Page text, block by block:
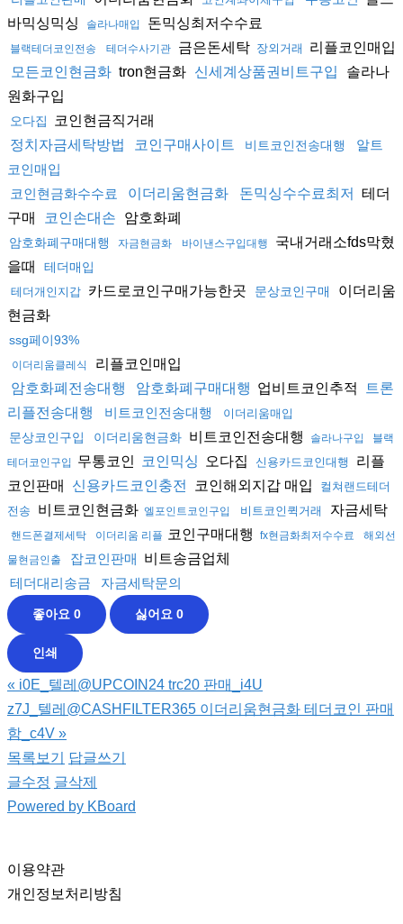
바믹싱믹싱
솔라나매입 돈믹싱최저수수료
블랙테더코인전송 테더수사기관 금은돈세탁 장외거래 리플코인매입
모든코인현금화 tron현금화 신세계상품권비트구입
솔라나
원화구입
오다집 코인현금직거래
정치자금세탁방법 코인구매사이트 비트코인전송대행
알트
코인매입
코인현금화수수료
이더리움현금화 돈믹싱수수료최저
테더
구매
코인손대손 암호화폐
암호화폐구매대행 자금현금화 바이낸스구입대행
국내거래소fds막혔
을때
테더매입
테더개인지갑 카드로코인구매가능한곳 문상코인구매
이더리움
현금화
ssg페이93%
이더리움클레식 리플코인매입
암호화폐전송대행 암호화폐구매대행 업비트코인추적
트론
리플전송대행
비트코인전송대행 이더리움매입
문상코인구입 이더리움현금화 비트코인전송대행 솔라나구입
블랙
테더코인구입
무통코인 코인믹싱 오다집 신용카드코인대행
리플
코인판매
신용카드코인충전 코인해외지갑 매입
컬쳐랜드테더
전송
비트코인현금화 엘포인트코인구입 비트코인퀵거래 자금세탁
핸드폰결제세탁 이더리움 리플 코인구매대행 fx현금화최저수수료
해외선
물현금인출
잡코인판매 비트송금업체
테더대리송금 자금세탁문의
좋아요 0 싫어요 0
인쇄
« i0E_텔레@UPCOIN24 trc20 판매_i4U
z7J_텔레@CASHFILTER365 이더리움현금화 테더코인 판매
함_c4V »
목록보기
답글쓰기
글수정 글삭제
Powered by KBoard
이용약관
개인정보처리방침